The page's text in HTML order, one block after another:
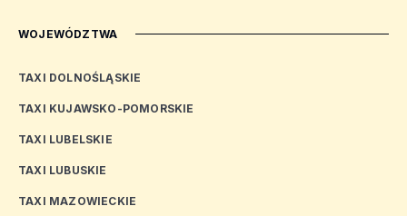
WOJEWÓDZTWA
TAXI DOLNOŚLĄSKIE
TAXI KUJAWSKO-POMORSKIE
TAXI LUBELSKIE
TAXI LUBUSKIE
TAXI MAZOWIECKIE